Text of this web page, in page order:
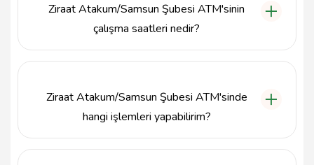
Ziraat Atakum/Samsun Şubesi ATM'sinin
çalışma saatleri nedir?
Ziraat Atakum/Samsun Şubesi ATM'sinde
hangi işlemleri yapabilirim?